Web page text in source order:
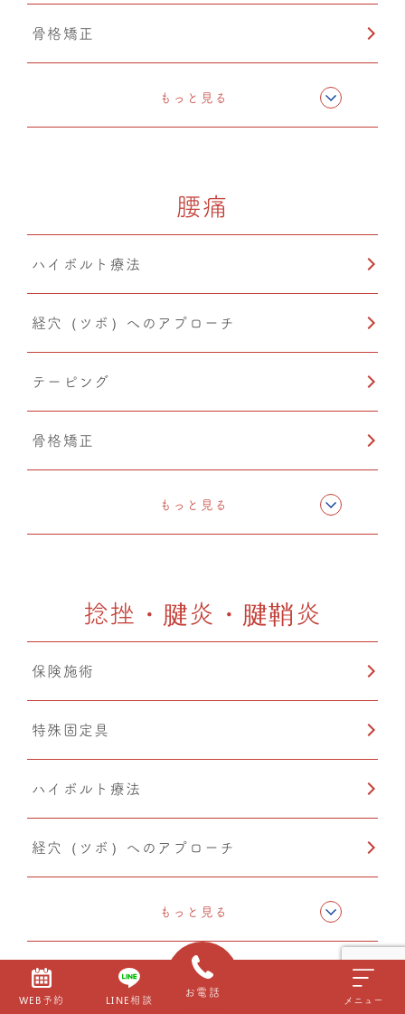
WEB予約 LINE相談
お電話
メニュー
骨格矯正
CMC筋膜ストレッチ（リリース）
鍼灸
もっと見る
腰痛
ハイボルト療法
経穴（ツボ）へのアプローチ
テーピング
骨格矯正
CMC筋膜ストレッチ（リリース）
カッピング
猫背矯正
鍼灸
もっと見る
捻挫・腱炎・腱鞘炎
保険施術
特殊固定具
ハイボルト療法
経穴（ツボ）へのアプローチ
骨格矯正
もっと見る